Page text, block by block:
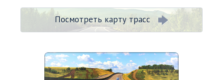
Посмотреть карту трасс